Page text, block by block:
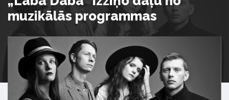
muzikālās programmas